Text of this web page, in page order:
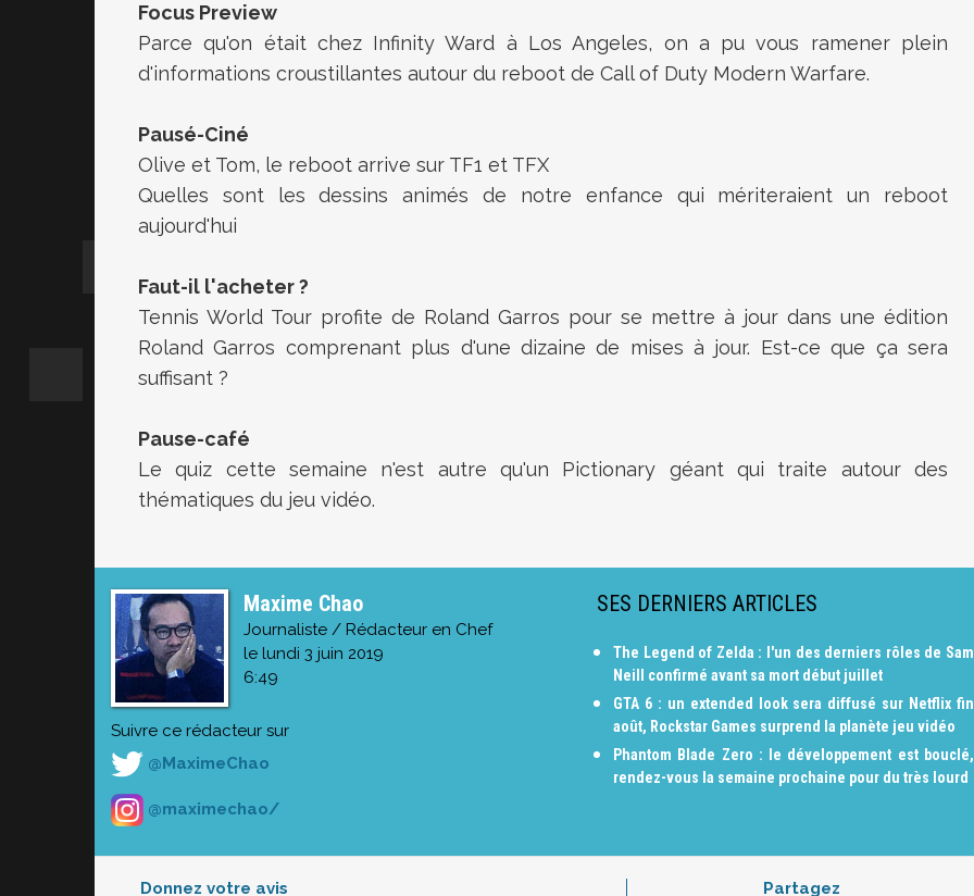
Focus Preview
Parce qu'on était chez Infinity Ward à Los Angeles, on a pu vous ramener plein
d'informations croustillantes autour du reboot de Call of Duty Modern Warfare.
Pausé-Ciné
Olive et Tom, le reboot arrive sur TF1 et TFX
Quelles sont les dessins animés de notre enfance qui mériteraient un reboot
aujourd'hui
Faut-il l'acheter ?
Tennis World Tour profite de Roland Garros pour se mettre à jour dans une édition
Roland Garros comprenant plus d'une dizaine de mises à jour. Est-ce que ça sera
suffisant ?
Pause-café
Le quiz cette semaine n'est autre qu'un Pictionary géant qui traite autour des
thématiques du jeu vidéo.
Maxime Chao
Journaliste / Rédacteur en Chef
le lundi 3 juin 2019
6:49
Suivre ce rédacteur sur
@MaximeChao
@maximechao/
SES DERNIERS ARTICLES
The Legend of Zelda : l'un des derniers rôles de Sam
Neill confirmé avant sa mort début juillet
GTA 6 : un extended look sera diffusé sur Netflix fin
août, Rockstar Games surprend la planète jeu vidéo
Phantom Blade Zero : le développement est bouclé,
rendez-vous la semaine prochaine pour du très lourd
Donnez votre avis Partagez